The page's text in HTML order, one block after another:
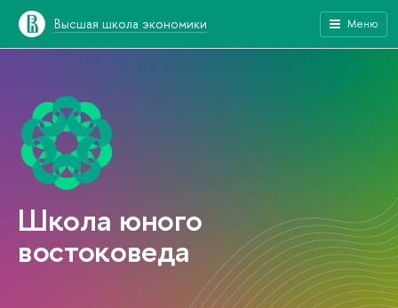
Высшая школа экономики Меню
Школа юного
востоковеда